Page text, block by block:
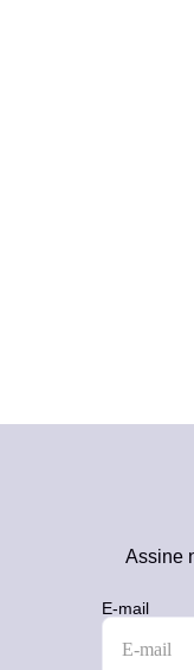
Assine
E-mail